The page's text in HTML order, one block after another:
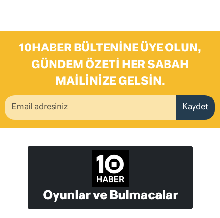
10HABER BÜLTENINE ÜYE OLUN,
GÜNDEM ÖZETI HER SABAH
MAILINIZE GELSIN.
Kaydet
Oyunlar ve Bulmacalar